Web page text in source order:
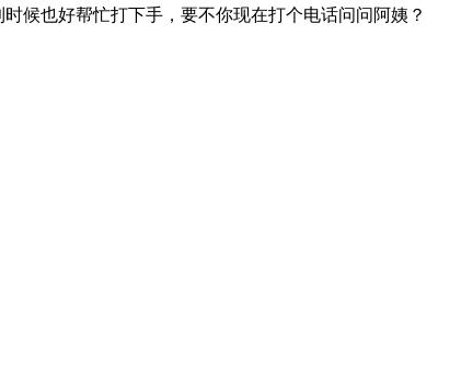
候也好帮忙打下手，要不你现在打个电话问问阿姨？